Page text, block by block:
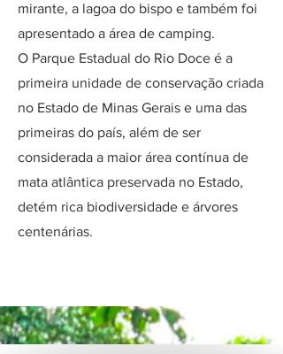
mirante, a lagoa do bispo e também foi
apresentado a área de camping.
O Parque Estadual do Rio Doce é a
primeira unidade de conservação criada
no Estado de Minas Gerais e uma das
primeiras do país, além de ser
considerada a maior área contínua de
mata atlântica preservada no Estado,
detém rica biodiversidade e árvores
centenárias.